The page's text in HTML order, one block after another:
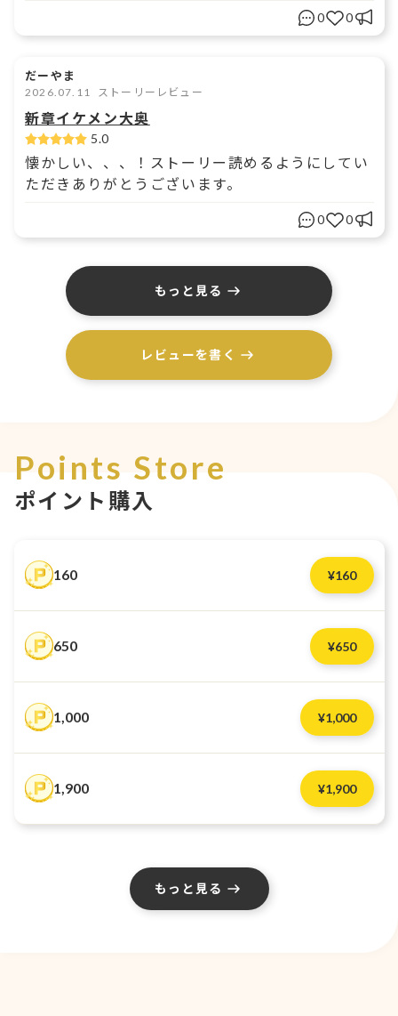
0 0
だーやま
2026.07.11 ストーリーレビュー
新章イケメン大奥
5.0
懐かしい、、、！ストーリー読めるようにしてい
ただきありがとうございます。
0 0
もっと見る
レビューを書く
Points Store
ポイント購入
160 ¥160
650 ¥650
1,000 ¥1,000
1,900 ¥1,900
もっと見る